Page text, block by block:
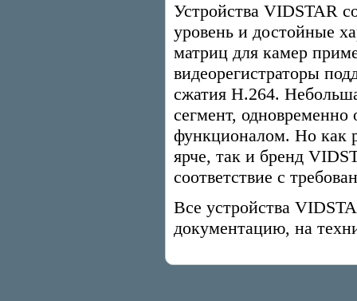
Устройства VIDSTAR
уровень и достойные
матриц для камер
видеорегистраторы
сжатия H.264.
сегмент,
функционалом. Но как
ярче, так и бренд
соответствие с
Все устройства
документацию, на